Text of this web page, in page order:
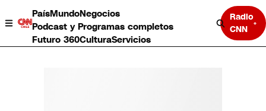
PaísMundoNegocios
Podcast y Programas completos
Futuro 360CulturaServicios
Radio
CNN